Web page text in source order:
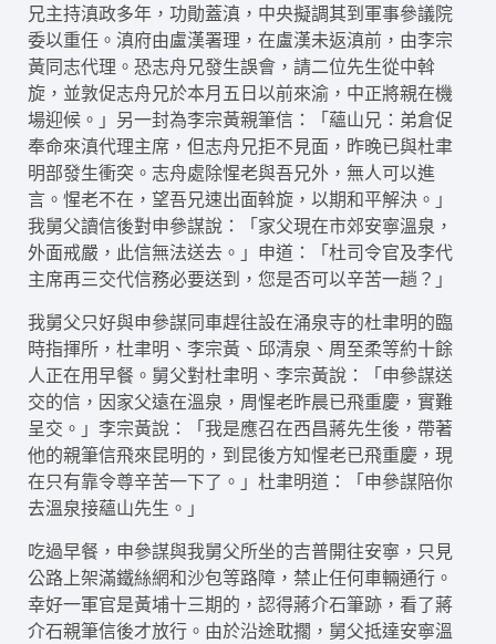
兄主持滇政多年，功勛蓋滇，中央擬調其到軍事參議院
委以重任。滇府由盧漢署理，在盧漢未返滇前，由李宗
黃同志代理。恐志舟兄發生誤會，請二位先生從中斡
旋，並敦促志舟兄於本月五日以前來渝，中正將親在機
場迎候。」另一封為李宗黃親筆信：「蘊山兄：弟倉促
奉命來滇代理主席，但志舟兄拒不見面，昨晚已與杜聿
明部發生衝突。志舟處除惺老與吾兄外，無人可以進
言。惺老不在，望吾兄速出面斡旋，以期和平解決。」
我舅父讀信後對申參謀說：「家父現在市郊安寧溫泉，
外面戒嚴，此信無法送去。」申道：「杜司令官及李代
主席再三交代信務必要送到，您是否可以辛苦一趟？」
我舅父只好與申參謀同車趕往設在涌泉寺的杜聿明的臨
時指揮所，杜聿明、李宗黃、邱清泉、周至柔等約十餘
人正在用早餐。舅父對杜聿明、李宗黃說：「申參謀送
交的信，因家父遠在溫泉，周惺老昨晨已飛重慶，實難
呈交。」李宗黃說：「我是應召在西昌蔣先生後，帶著
他的親筆信飛來昆明的，到昆後方知惺老已飛重慶，現
在只有靠令尊辛苦一下了。」杜聿明道：「申參謀陪你
去溫泉接蘊山先生。」
吃過早餐，申參謀與我舅父所坐的吉普開往安寧，只見
公路上架滿鐵絲網和沙包等路障，禁止任何車輛通行。
幸好一軍官是黃埔十三期的，認得蔣介石筆跡，看了蔣
介石親筆信後才放行。由於沿途耽擱，舅父抵達安寧溫